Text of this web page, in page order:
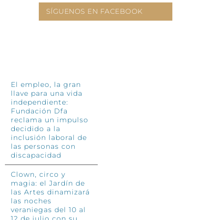
SÍGUENOS EN FACEBOOK
El empleo, la gran
llave para una vida
independiente:
Fundación Dfa
reclama un impulso
decidido a la
inclusión laboral de
las personas con
discapacidad
Clown, circo y
magia: el Jardín de
las Artes dinamizará
las noches
veraniegas del 10 al